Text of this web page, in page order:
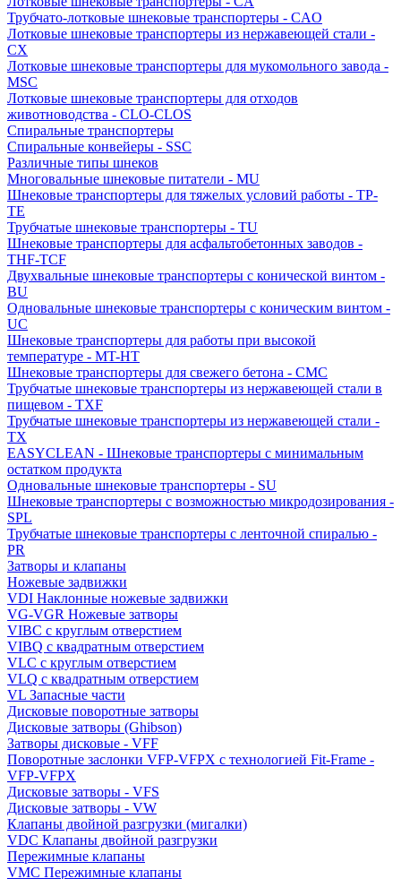
Трубчато-лотковые шнековые транспортеры - CAO
Лотковые шнековые транспортеры из нержавеющей стали -
CX
Лотковые шнековые транспортеры для мукомольного завода -
MSC
Лотковые шнековые транспортеры для отходов
животноводства - CLO-CLOS
Спиральные транспортеры
Спиральные конвейеры - SSC
Различные типы шнеков
Многовальные шнековые питатели - MU
Шнековые транспортеры для тяжелых условий работы - TP-
TE
Трубчатые шнековые транспортеры - TU
Шнековые транспортеры для асфальтобетонных заводов -
THF-TCF
Двухвальные шнековые транспортеры с конической винтом -
BU
Одновальные шнековые транспортеры с коническим винтом -
UC
Шнековые транспортеры для работы при высокой
температуре - MT-HT
Шнековые транспортеры для свежего бетона - CMC
Трубчатые шнековые транспортеры из нержавеющей стали в
пищевом - TXF
Трубчатые шнековые транспортеры из нержавеющей стали -
TX
EASYCLEAN - Шнековые транспортеры с минимальным
остатком продукта
Одновальные шнековые транспортеры - SU
Шнековые транспортеры с возможностью микродозирования -
SPL
Трубчатые шнековые транспортеры с ленточной спиралью -
PR
Затворы и клапаны
Ножевые задвижки
VDI Наклонные ножевые задвижки
VG-VGR Ножевые затворы
VIBC с круглым отверстием
VIBQ с квадратным отверстием
VLC с круглым отверстием
VLQ с квадратным отверстием
VL Запасные части
Дисковые поворотные затворы
Дисковые затворы (Ghibson)
Затворы дисковые - VFF
Поворотные заслонки VFP-VFPX с технологией Fit-Frame -
VFP-VFPX
Дисковые затворы - VFS
Дисковые затворы - VW
Клапаны двойной разгрузки (мигалки)
VDC Клапаны двойной разгрузки
Пережимные клапаны
VMC Пережимные клапаны